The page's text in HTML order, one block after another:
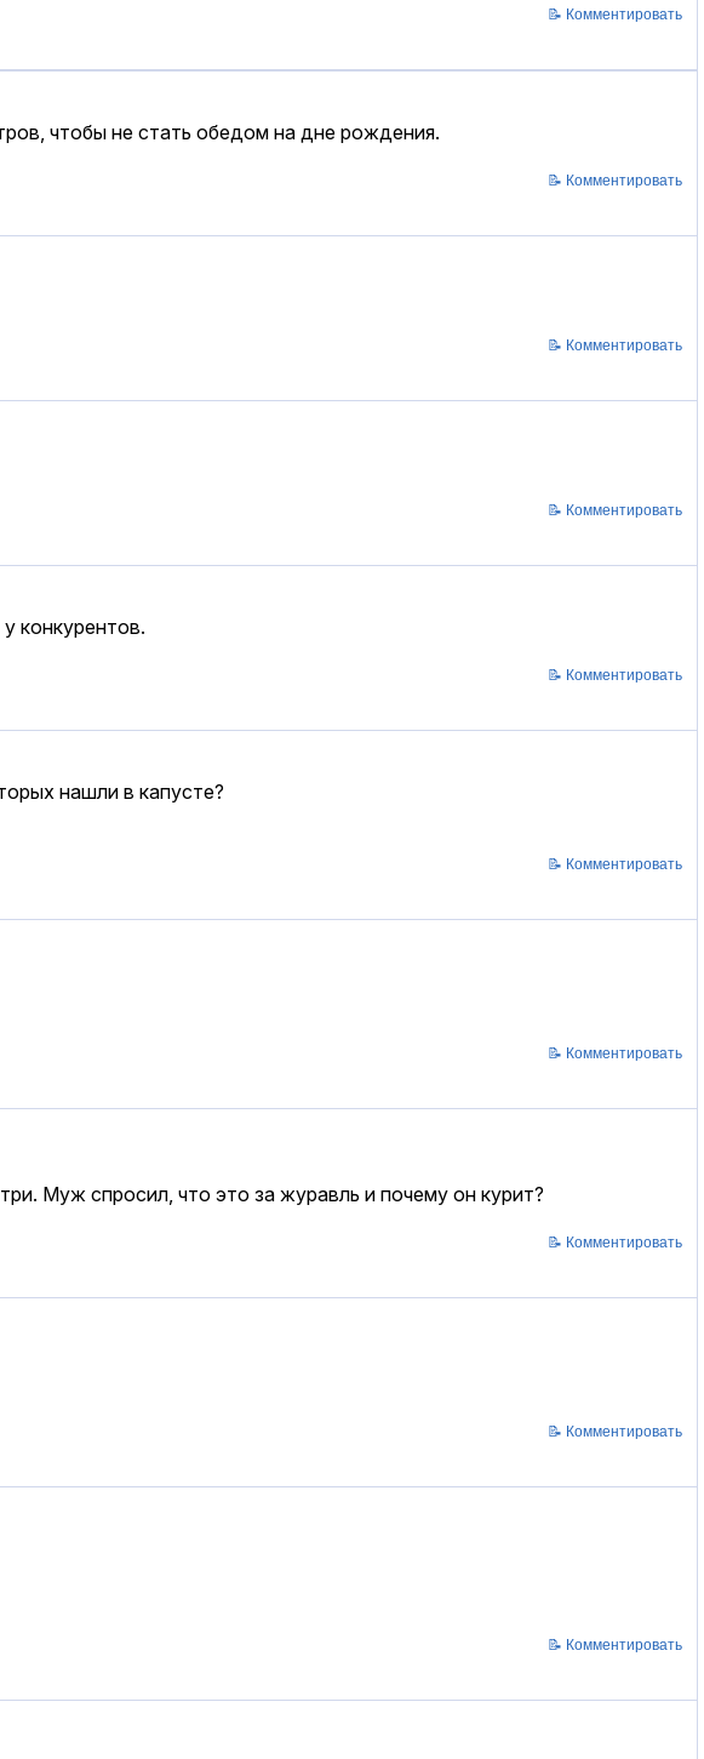
📝 Комментировать
чтобы не стать обедом на дне рождения.
📝 Комментировать
📝 Комментировать
📝 Комментировать
конкурентов.
📝 Комментировать
нашли в капусте?
📝 Комментировать
📝 Комментировать
Муж спросил, что это за журавль и почему он курит?
📝 Комментировать
📝 Комментировать
📝 Комментировать